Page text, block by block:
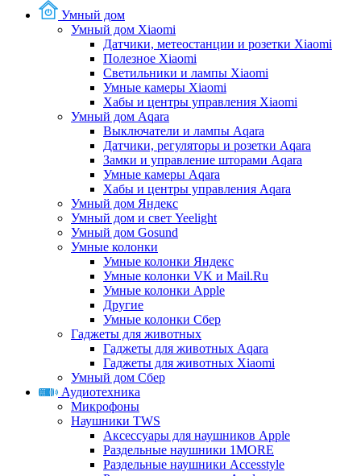
Умный дом
Умный дом Xiaomi
Датчики, метеостанции и розетки Xiaomi
Полезное Xiaomi
Светильники и лампы Xiaomi
Умные камеры Xiaomi
Хабы и центры управления Xiaomi
Умный дом Aqara
Выключатели и лампы Aqara
Датчики, регуляторы и розетки Aqara
Замки и управление шторами Aqara
Умные камеры Aqara
Хабы и центры управления Aqara
Умный дом Яндекс
Умный дом и свет Yeelight
Умный дом Gosund
Умные колонки
Умные колонки Яндекс
Умные колонки VK и Mail.Ru
Умные колонки Apple
Другие
Умные колонки Сбер
Гаджеты для животных
Гаджеты для животных Aqara
Гаджеты для животных Xiaomi
Умный дом Сбер
Аудиотехника
Микрофоны
Наушники TWS
Аксессуары для наушников Apple
Раздельные наушники 1MORE
Раздельные наушники Accesstyle